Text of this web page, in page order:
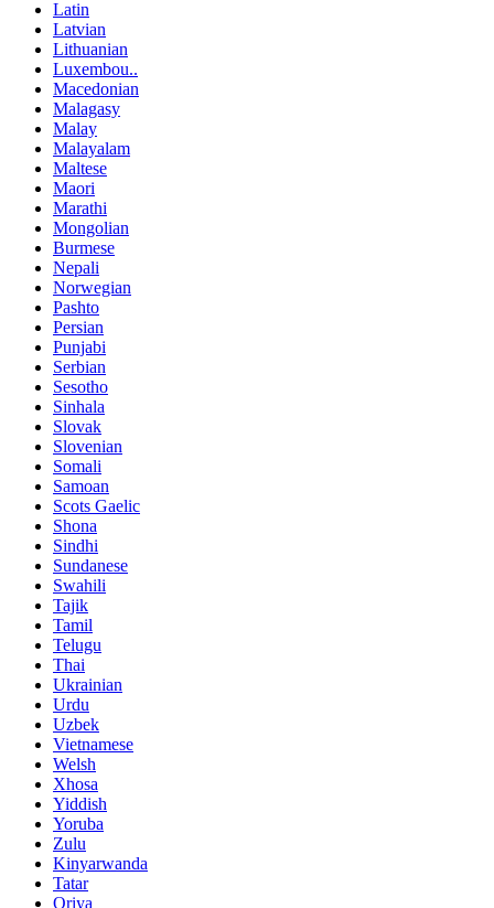
Latin
Latvian
Lithuanian
Luxembou..
Macedonian
Malagasy
Malay
Malayalam
Maltese
Maori
Marathi
Mongolian
Burmese
Nepali
Norwegian
Pashto
Persian
Punjabi
Serbian
Sesotho
Sinhala
Slovak
Slovenian
Somali
Samoan
Scots Gaelic
Shona
Sindhi
Sundanese
Swahili
Tajik
Tamil
Telugu
Thai
Ukrainian
Urdu
Uzbek
Vietnamese
Welsh
Xhosa
Yiddish
Yoruba
Zulu
Kinyarwanda
Tatar
Oriya